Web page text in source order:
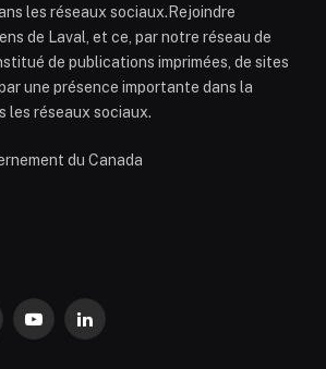
les réseaux sociaux.Rejoindre
de Laval, et ce, par notre réseau de
de publications imprimées, de sites
une présence importante dans la
les réseaux sociaux.
du Canada
YouTubeLinkedIn